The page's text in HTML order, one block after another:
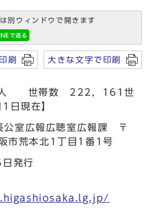
別ウィンドウで開きます
印刷 大きな文字で印刷
世帯数 222，161世
日現在】
室広報広聴室広報課 〒
荒本北1丁目1番1号
発行